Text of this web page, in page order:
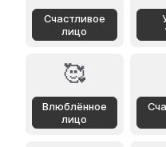
Счастливое
лицо
🥰
Влюблённое
лицо